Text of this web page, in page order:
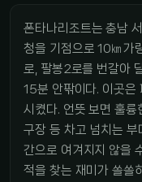
폰타나리조트는 충남
청을 기점으로 10㎞가
로, 팔봉2로를 번갈아
15분 안팎이다. 이곳은
시켰다. 언뜻 보면 훌륭
구장 등 차고 넘치는
간으로 여겨지지 않을
적을 찾는 재미가 쏠쏠